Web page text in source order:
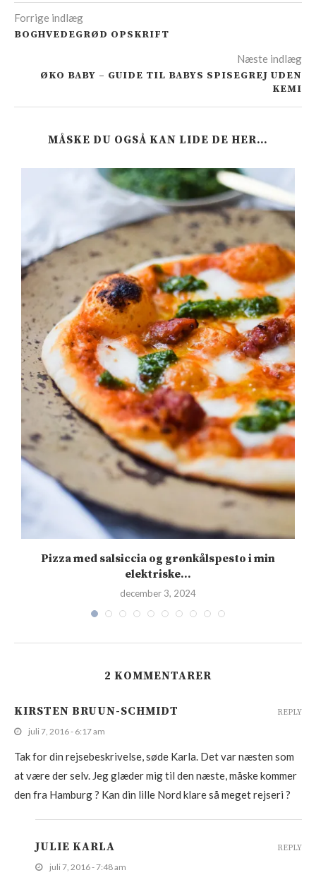
Forrige indlæg
BOGHVEDEGRØD OPSKRIFT
Næste indlæg
ØKO BABY – GUIDE TIL BABYS SPISEGREJ UDEN
KEMI
MÅSKE DU OGSÅ KAN LIDE DE HER…
Pizza med salsiccia og grønkålspesto i min
elektriske...
december 3, 2024
2 KOMMENTARER
KIRSTEN BRUUN-SCHMIDT
juli 7, 2016 - 6:17 am
Tak for din rejsebeskrivelse, søde Karla. Det var næsten som
at være der selv. Jeg glæder mig til den næste, måske kommer
den fra Hamburg ? Kan din lille Nord klare så meget rejseri ?
REPLY
JULIE KARLA
juli 7, 2016 - 7:48 am
REPLY